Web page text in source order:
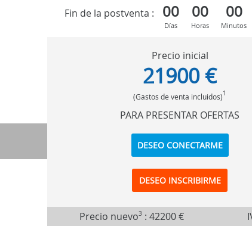
Fin de la postventa :
00
Días
00
Horas
00
Minutos
Precio inicial
21900 €
(Gastos de venta incluidos)1
PARA PRESENTAR OFERTAS
DESEO CONECTARME
DESEO INSCRIBIRME
Precio nuevo3 :42200 €